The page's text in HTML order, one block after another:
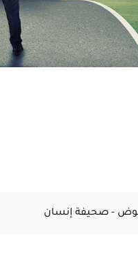
عوض - صحيفة إنسان